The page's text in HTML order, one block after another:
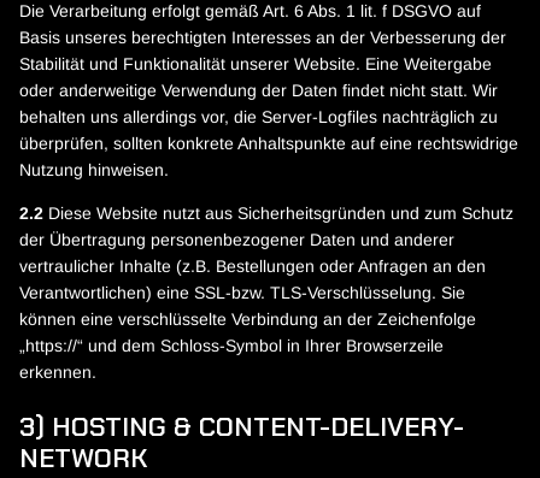
Die Verarbeitung erfolgt gemäß Art. 6 Abs. 1 lit. f DSGVO auf
Basis unseres berechtigten Interesses an der Verbesserung der
Stabilität und Funktionalität unserer Website. Eine Weitergabe
oder anderweitige Verwendung der Daten findet nicht statt. Wir
behalten uns allerdings vor, die Server-Logfiles nachträglich zu
überprüfen, sollten konkrete Anhaltspunkte auf eine rechtswidrige
Nutzung hinweisen.
2.2 Diese Website nutzt aus Sicherheitsgründen und zum Schutz
der Übertragung personenbezogener Daten und anderer
vertraulicher Inhalte (z.B. Bestellungen oder Anfragen an den
Verantwortlichen) eine SSL-bzw. TLS-Verschlüsselung. Sie
können eine verschlüsselte Verbindung an der Zeichenfolge
„https://“ und dem Schloss-Symbol in Ihrer Browserzeile
erkennen.
3) HOSTING & CONTENT-DELIVERY-
NETWORK